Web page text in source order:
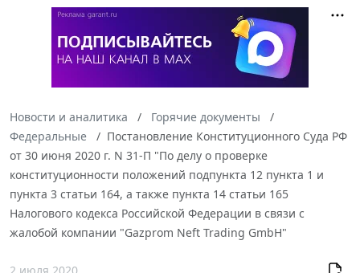
Новости и аналитика
Горячие документы
Федеральные
Постановление Конституционного Суда РФ
от 30 июня 2020 г. N 31-П "По делу о проверке
конституционности положений подпункта 12 пункта 1 и
пункта 3 статьи 164, а также пункта 14 статьи 165
Налогового кодекса Российской Федерации в связи с
жалобой компании "Gazprom Neft Trading GmbH"